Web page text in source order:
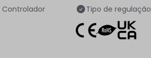
Controlador
Tipo de regulação